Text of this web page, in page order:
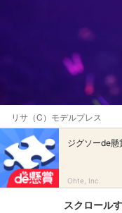
リサ（C）モデルプレス
ジグソーde懸
Ohte, Inc.
スクロール